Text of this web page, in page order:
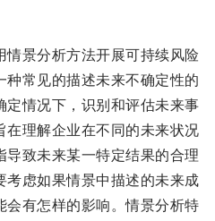
景分析方法开展可持续风险
常见的描述未来不确定性的
定情况下，识别和评估未来事
在理解企业在不同的未来状况
致未来某一特定结果的合理
考虑如果情景中描述的未来成
会有怎样的影响。情景分析特